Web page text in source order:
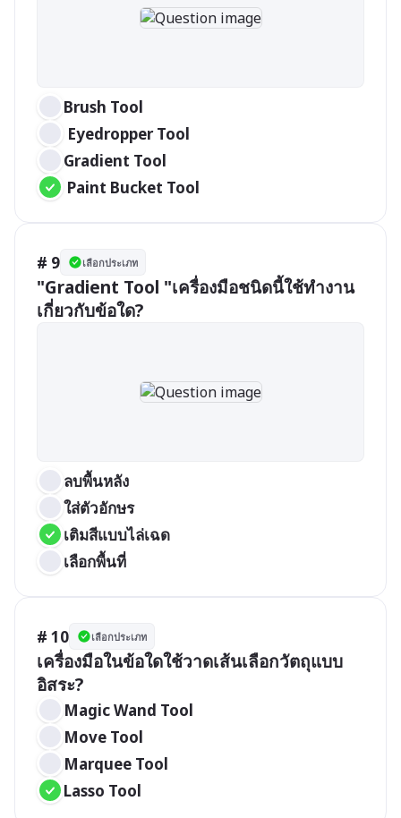
Brush Tool
Eyedropper Tool
Gradient Tool
Paint Bucket Tool
# 9 เลือกประเภท
"Gradient Tool "เครื่องมือชนิดนี้ใช้ทำงาน
เกี่ยวกับข้อใด?
ลบพื้นหลัง
ใส่ตัวอักษร
เติมสีแบบไล่เฉด
เลือกพื้นที่
# 10 เลือกประเภท
เครื่องมือในข้อใดใช้วาดเส้นเลือกวัตถุแบบ
อิสระ?
Magic Wand Tool
Move Tool
Marquee Tool
Lasso Tool